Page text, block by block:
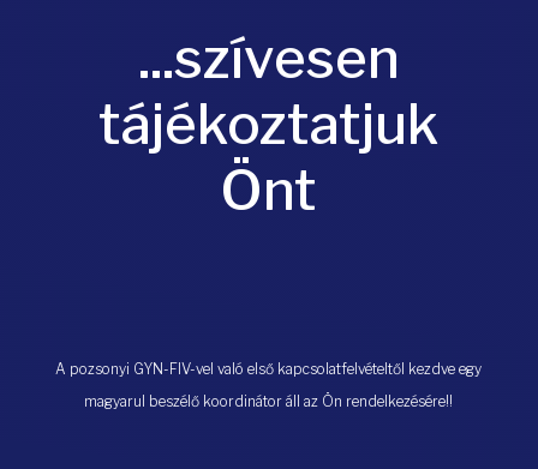
...szívesen
tájékoztatjuk
Önt
A pozsonyi GYN-FIV-vel való első kapcsolatfelvételtől kezdve egy
magyarul beszélő koordinátor áll az Ön rendelkezésére!!